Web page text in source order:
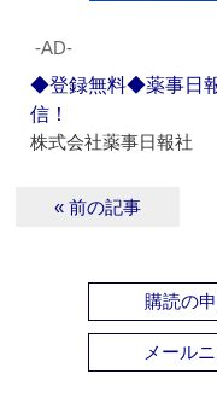
‐AD‐
◆登録無料◆薬事日
信！
株式会社薬事日報社
« 前の記事
購読の
メール